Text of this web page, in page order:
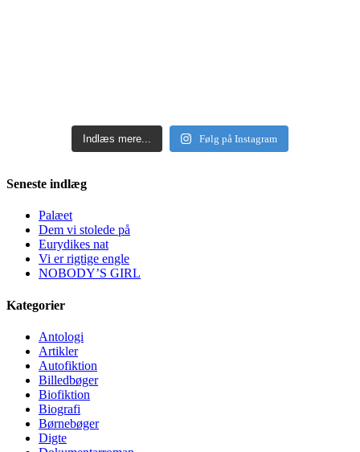
Indlæs mere... Følg på Instagram
Seneste indlæg
Palæet
Dem vi stolede på
Eurydikes nat
Vi er rigtige engle
NOBODY’S GIRL
Kategorier
Antologi
Artikler
Autofiktion
Billedbøger
Biofiktion
Biografi
Børnebøger
Digte